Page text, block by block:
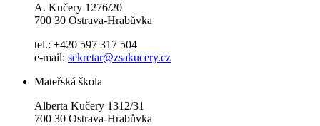
A. Kučery 1276/20
700 30 Ostrava-Hrabůvka
tel.: +420 597 317 504
e-mail: sekretar@zsakucery.cz
Mateřská škola
Alberta Kučery 1312/31
700 30 Ostrava-Hrabůvka